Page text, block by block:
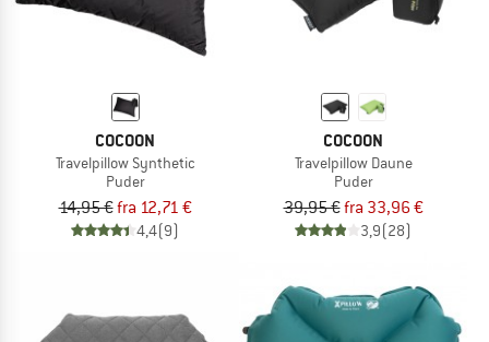
COCOON
Travelpillow Synthetic
Puder
14,95 €fra 12,71 €
4,4(9)
COCOON
Travelpillow Daune
Puder
39,95 €fra 33,96 €
3,9(28)